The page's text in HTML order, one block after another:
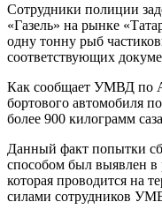
Сотрудники полиции
«Газель» на рынке
одну тонну рыб
соответствующих
Как сообщает УМВД по
бортового автомобиля
более 900 килограмм
Данный факт попытки
способом был выявлен
которая проводится на
силами сотрудников